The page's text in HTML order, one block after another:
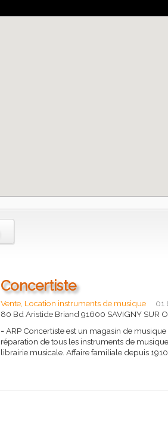
Concertiste
Vente, Location instruments de musique
01
80 Bd Aristide Briand 91600 SAVIGNY SUR
-ARP Concertiste est un magasin de
réparation de tous les instruments de
librairie musicale. Affaire familiale depuis 1910